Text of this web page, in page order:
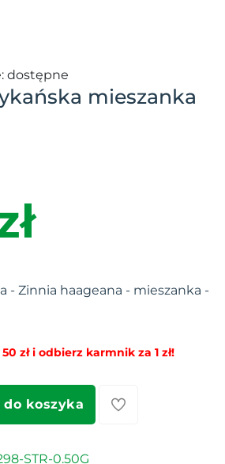
dostępne
mieszanka
- Zinnia haageana - mieszanka -
zł i odbierz karmnik za 1 zł!
do koszyka
STR-0.50G